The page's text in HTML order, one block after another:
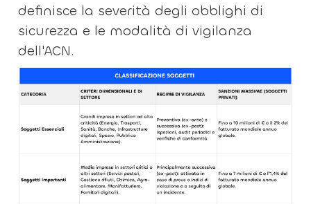
definisce la severità degli obblighi di
sicurezza e le modalità di vigilanza
dell'ACN.